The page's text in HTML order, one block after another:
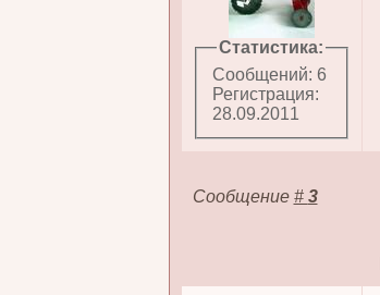
Статистика:
Сообщений: 6
Регистрация:
28.09.2011
Сообщение # 3